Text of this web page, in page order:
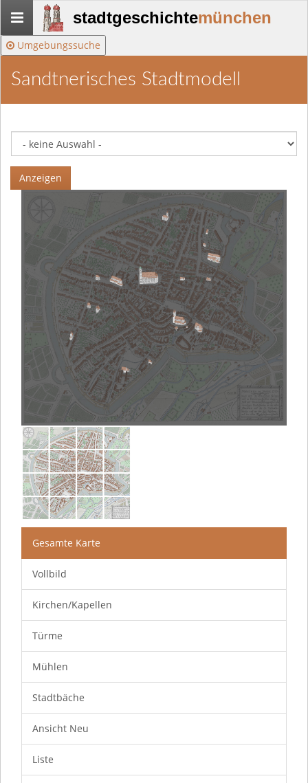
Stadtgeschichte-
München
stadtgeschichtemünchen
Umgebungssuche
Sandtnerisches Stadtmodell
Anzeigen
Gesamte Karte
Vollbild
Kirchen/Kapellen
Türme
Mühlen
Stadtbäche
Ansicht Neu
Liste